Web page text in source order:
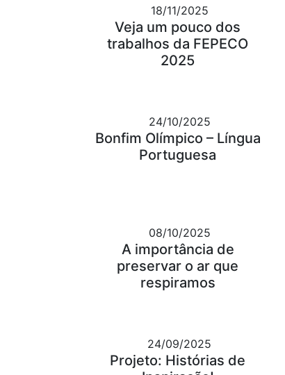
18/11/2025
Veja um pouco dos
trabalhos da FEPECO
2025
24/10/2025
Bonfim Olímpico – Língua
Portuguesa
08/10/2025
A importância de
preservar o ar que
respiramos
24/09/2025
Projeto: Histórias de